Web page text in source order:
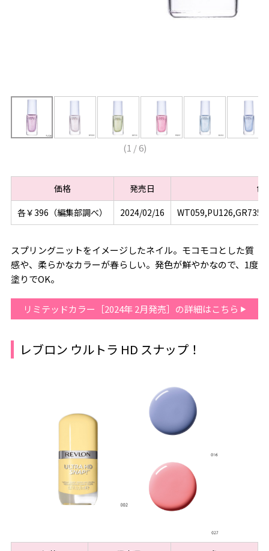
(1 /6)
価格 発売日
色
各￥396（編集部調べ）
2024/02/16
スプリングニットをイメージしたネイル。モコモコとした質
感や、柔らかなカラーが春らしい。発色が鮮やかなので、1度
塗りでOK。
リミテッドカラー［2024年 2月発売］の詳細はこちら
レブロン ウルトラ HD スナップ！